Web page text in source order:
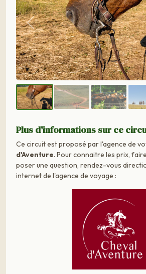
Précédent
Plus d'informations sur ce
Ce circuit est proposé par l'agence de
d'Aventure. Pour connaitre les prix,
poser une question, rendez-vous
internet de l'agence de voyage :